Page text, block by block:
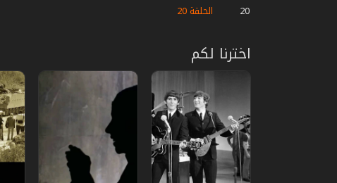
20
الحلقة 20
اخترنا لكم